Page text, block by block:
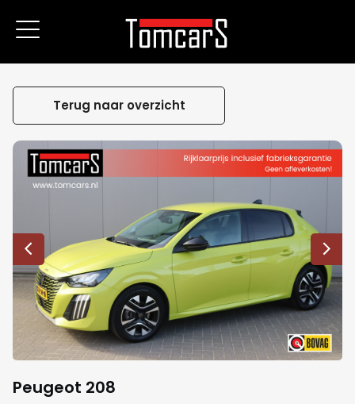
Terug naar overzicht
Peugeot 208